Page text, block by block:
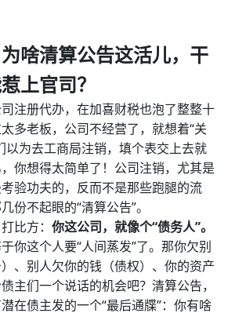
啥清算公告这活儿，干
上官司？
注册代办，在加喜财税也泡了整整十
多老板，公司不经营了，就想着“关
以为去工商局注销，填个表交上去就
你想得太简单了！公司注销，尤其是
验功夫的，反而不是那些跑腿的流
份不起眼的“清算公告”。
比方： 你这公司，就像个“债务人”。
你这个人要“人间蒸发”了。那你欠别
、别人欠你的钱（债权）、你的资产
主们一个说话的机会吧？清算公告，
在债主发的一个“最后通牒”：你有啥